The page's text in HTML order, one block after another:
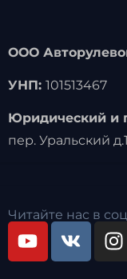
ООО
УНП: 101513467
Юридический и
пер. Уральский
Читайте нас в